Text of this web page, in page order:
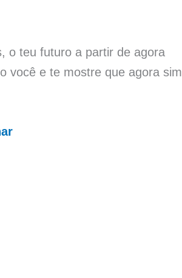
o teu futuro a partir de agora
você e te mostre que agora sim